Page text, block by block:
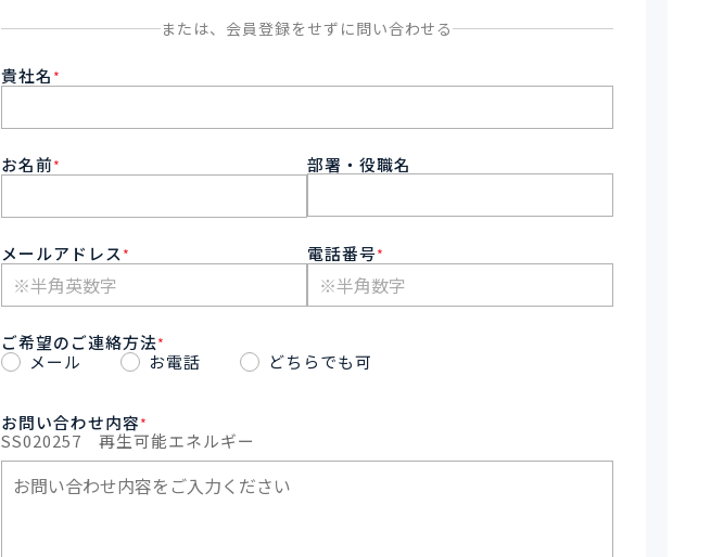
または、会員登録をせずに問い合わせる
貴社名 *
お名前* 部署・役職名
メールアドレス * 電話番号*
ご希望のご連絡方法*
メール お電話 どちらでも可
お問い合わせ内容*
SS020257 再生可能エネルギー